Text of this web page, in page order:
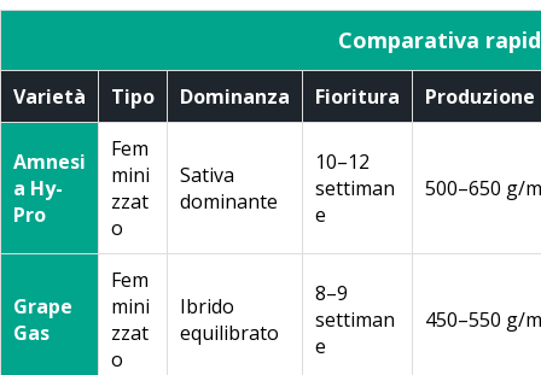
Comparativa
Varietà Tipo Dominanza Fioritura
Amnesi
a Hy-
Pro
Fem
mini
zzat
o
Sativa
dominante
10–12
settiman
e
500–650 g/
Grape
Gas
Fem
mini
zzat
o
Ibrido
equilibrato
8–9
settiman
e
450–550 g/